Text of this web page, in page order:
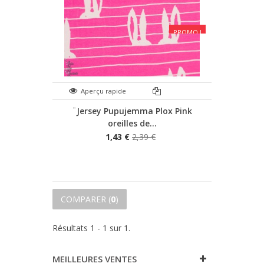
PROMO !
Aperçu rapide
¨Jersey Pupujemma Plox Pink
oreilles de...
1,43 € 2,39 €
COMPARER (0)
Résultats 1 - 1 sur 1.
MEILLEURES VENTES